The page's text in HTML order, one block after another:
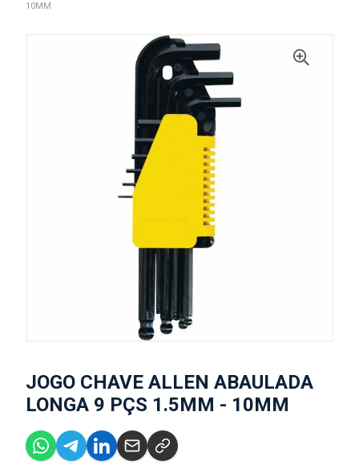
10MM
JOGO CHAVE ALLEN ABAULADA
LONGA 9 PÇS 1.5MM - 10MM